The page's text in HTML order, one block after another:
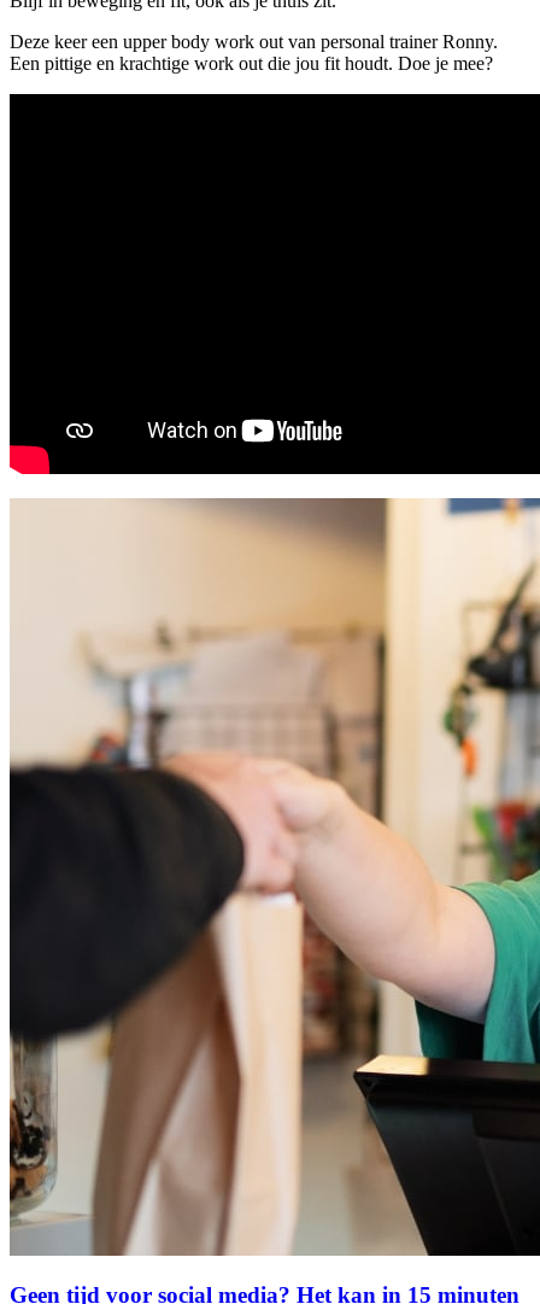
Deze keer een upper body work out van personal trainer Ronny.
Een pittige en krachtige work out die jou fit houdt. Doe je mee?
Geen tijd voor social media? Het kan in 15 minuten